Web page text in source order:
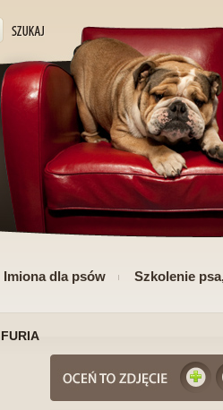
Imiona dla psów Szkolenie
FURIA